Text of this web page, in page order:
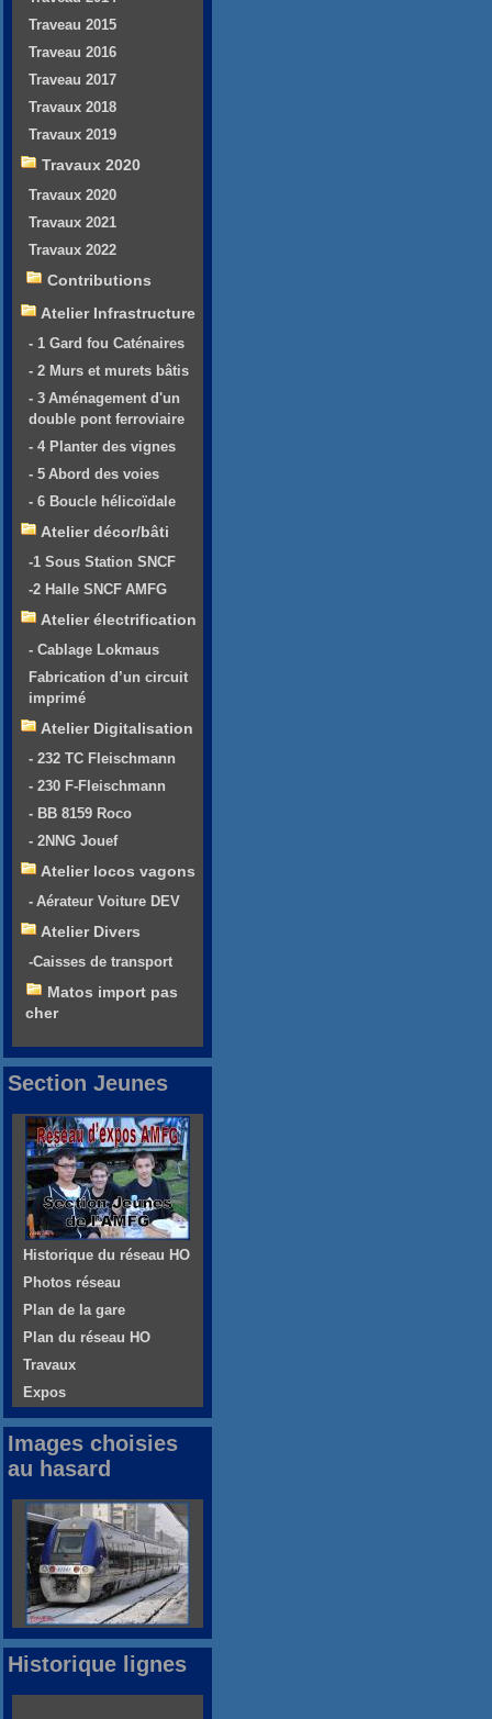
Traveau 2015
Traveau 2016
Traveau 2017
Travaux 2018
Travaux 2019
Travaux 2020
Travaux 2020
Travaux 2021
Travaux 2022
Contributions
Atelier Infrastructure
- 1 Gard fou Caténaires
- 2 Murs et murets bâtis
- 3 Aménagement d'un
double pont ferroviaire
- 4 Planter des vignes
- 5 Abord des voies
- 6 Boucle hélicoïdale
Atelier décor/bâti
-1 Sous Station SNCF
-2 Halle SNCF AMFG
Atelier électrification
- Cablage Lokmaus
Fabrication d’un circuit
imprimé
Atelier Digitalisation
- 232 TC Fleischmann
- 230 F-Fleischmann
- BB 8159 Roco
- 2NNG Jouef
Atelier locos vagons
- Aérateur Voiture DEV
Atelier Divers
-Caisses de transport
Matos import pas
cher
Section Jeunes
Historique du réseau HO
Photos réseau
Plan de la gare
Plan du réseau HO
Travaux
Expos
Images choisies
au hasard
Historique lignes